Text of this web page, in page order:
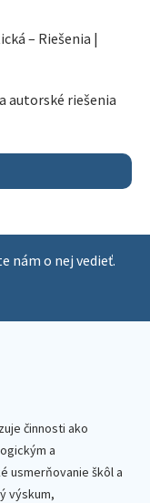
– Riešenia |
autorské riešenia
nám o nej vedieť.
činnosti ako
a
usmerňovanie škôl a
výskum,